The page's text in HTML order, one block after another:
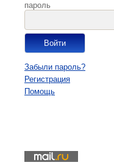
пароль
Забыли пароль?
Регистрация
Помощь